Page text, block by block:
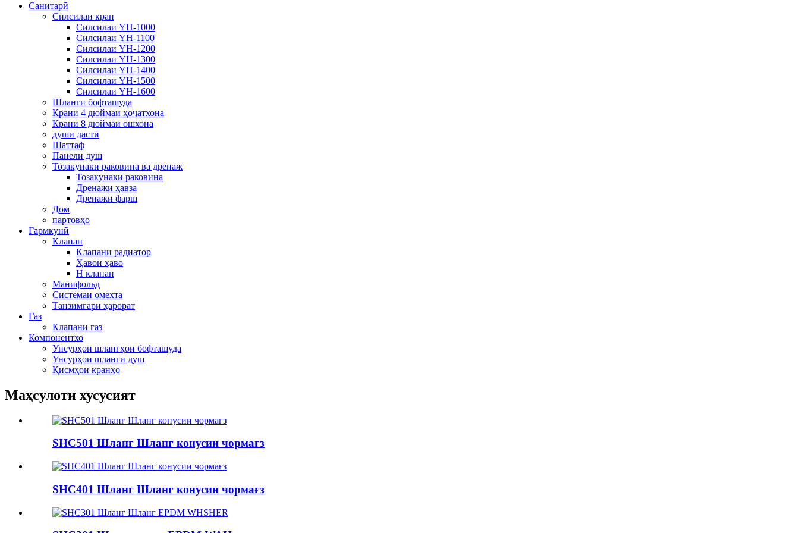
Санитарӣ
Силсилаи кран
Силсилаи YH-1000
Силсилаи YH-1100
Силсилаи YH-1200
Силсилаи YH-1300
Силсилаи YH-1400
Силсилаи YH-1500
Силсилаи YH-1600
Шланги бофташуда
Крани 4 дюймаи ҳоҷатхона
Крани 8 дюймаи ошхона
души дастӣ
Шаттаф
Панели душ
Тозакунаки раковина ва дренаж
Тозакунаки раковина
Дренажи ҳавза
Дренажи фарш
Дом
партовҳо
Гармкунӣ
Клапан
Клапани радиатор
Ҳавои ҳаво
H клапан
Манифольд
Системаи омехта
Танзимгари ҳарорат
Газ
Клапани газ
Компонентхо
Унсурҳои шлангҳои бофташуда
Унсурҳои шланги душ
Қисмҳои кранҳо
Маҳсулоти хусусият
SHC501 Шланг Шланг конусии чормағз
SHC401 Шланг Шланг конусии чормағз